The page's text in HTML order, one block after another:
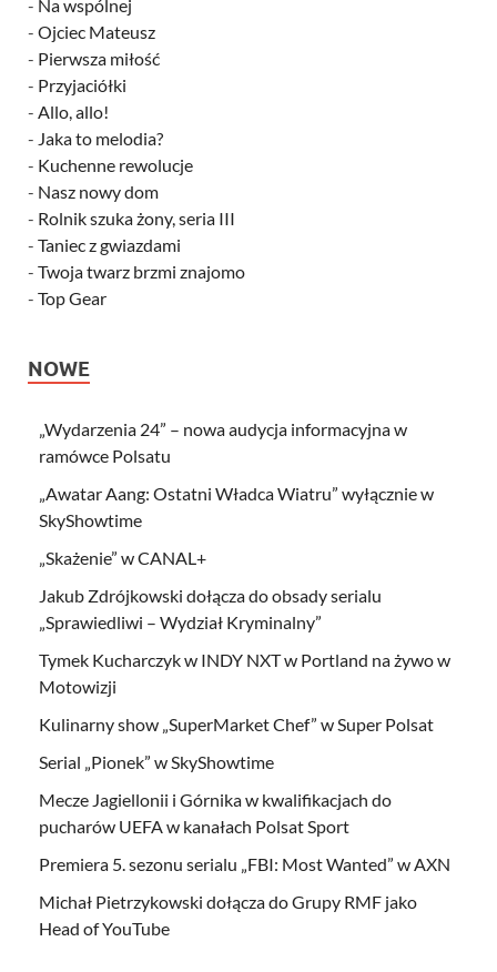
- Na wspólnej
- Ojciec Mateusz
- Pierwsza miłość
- Przyjaciółki
- Allo, allo!
- Jaka to melodia?
- Kuchenne rewolucje
- Nasz nowy dom
- Rolnik szuka żony, seria III
- Taniec z gwiazdami
- Twoja twarz brzmi znajomo
- Top Gear
NOWE
„Wydarzenia 24” – nowa audycja informacyjna w
ramówce Polsatu
„Awatar Aang: Ostatni Władca Wiatru” wyłącznie w
SkyShowtime
„Skażenie” w CANAL+
Jakub Zdrójkowski dołącza do obsady serialu
„Sprawiedliwi – Wydział Kryminalny”
Tymek Kucharczyk w INDY NXT w Portland na żywo w
Motowizji
Kulinarny show „SuperMarket Chef” w Super Polsat
Serial „Pionek” w SkyShowtime
Mecze Jagiellonii i Górnika w kwalifikacjach do
pucharów UEFA w kanałach Polsat Sport
Premiera 5. sezonu serialu „FBI: Most Wanted” w AXN
Michał Pietrzykowski dołącza do Grupy RMF jako
Head of YouTube